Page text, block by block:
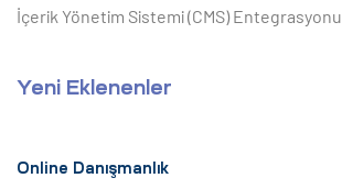
İçerik Yönetim Sistemi (CMS) Entegrasyonu
Yeni Eklenenler
Online Danışmanlık